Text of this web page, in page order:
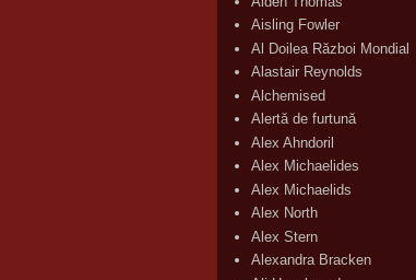
Aisling Fowler
Al Doilea Război Mondial
Alastair Reynolds
Alchemised
Alertă de furtună
Alex Ahndoril
Alex Michaelides
Alex Michaelids
Alex North
Alex Stern
Alexandra Bracken